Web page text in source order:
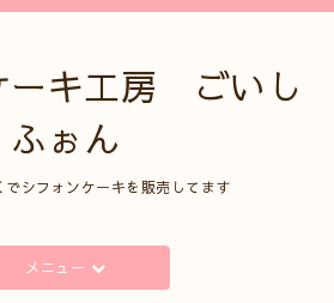
ーキ工房 ごいし
ふぉん
でシフォンケーキを販売してます
メニュー